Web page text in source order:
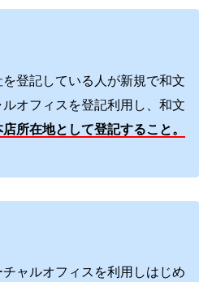
登記している人が新規で和文
オフィスを登記利用し、和文
店所在地として登記すること。
ャルオフィスを利用しはじめ